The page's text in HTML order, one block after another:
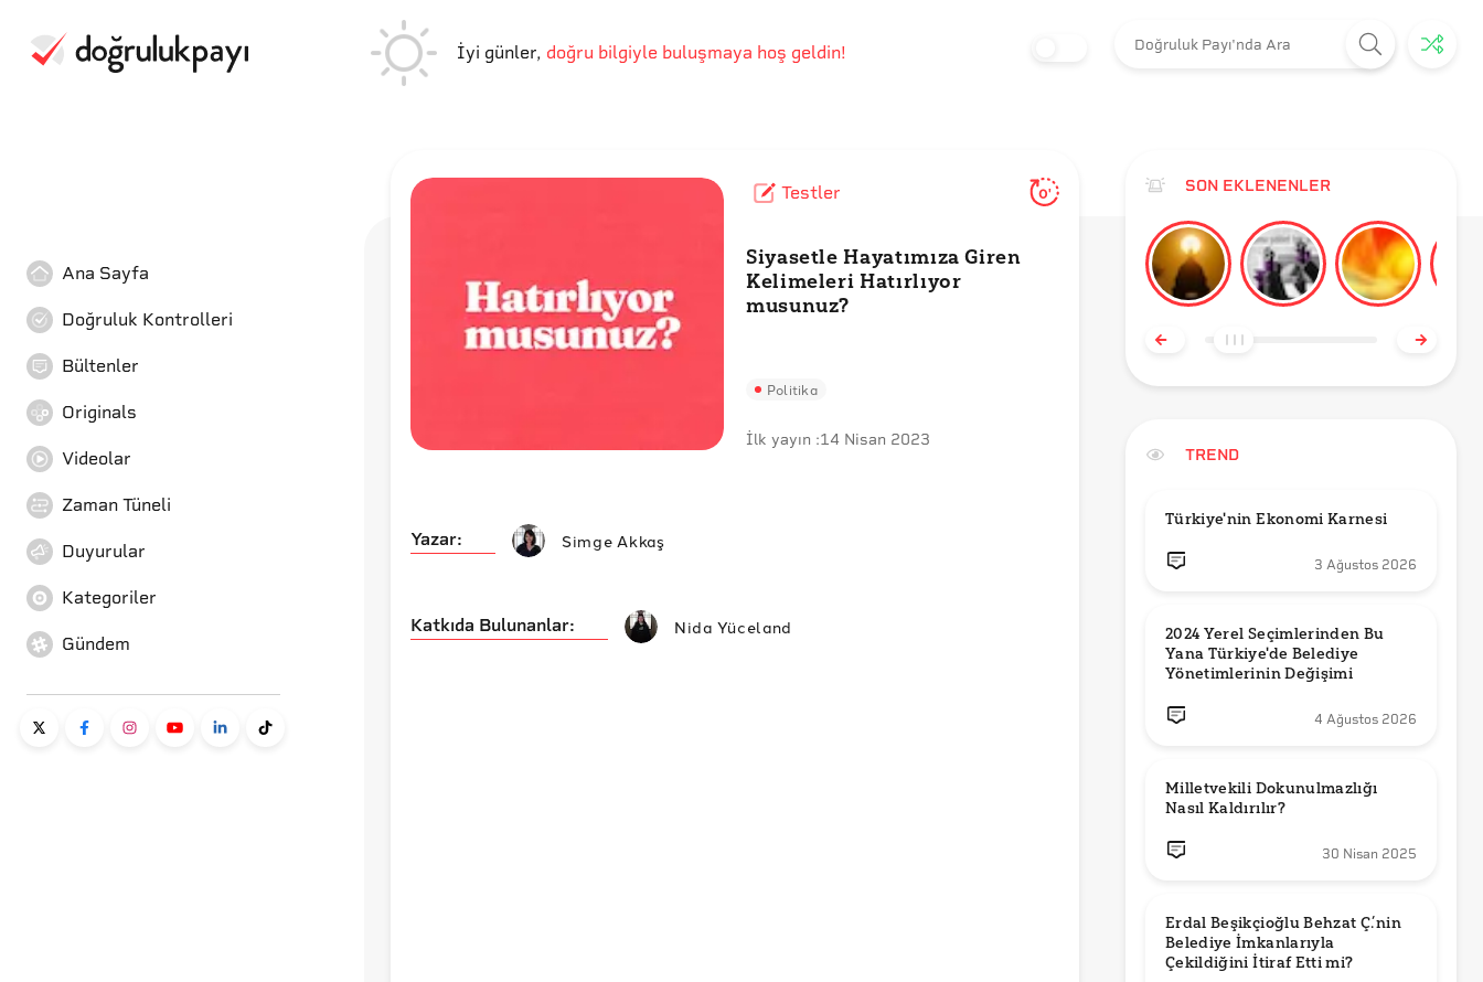
İyi günler, doğru bilgiyle buluşmaya hoş geldin!
Ana Sayfa
Doğruluk Kontrolleri
Bültenler
Originals
Videolar
Zaman Tüneli
Duyurular
Kategoriler
Gündem
Testler 0'
Siyasetle Hayatımıza Giren
Kelimeleri Hatırlıyor
musunuz?
Politika
İlk yayın :14 Nisan 2023
Yazar: Simge Akkaş
Katkıda Bulunanlar: Nida Yüceland
SON EKLENENLER
TREND
Türkiye'nin Ekonomi Karnesi
3 Ağustos 2026
2024 Yerel Seçimlerinden Bu
Yana Türkiye'de Belediye
Yönetimlerinin Değişimi
4 Ağustos 2026
Milletvekili Dokunulmazlığı
Nasıl Kaldırılır?
30 Nisan 2025
Erdal Beşikçioğlu Behzat Ç.’nin
Belediye İmkanlarıyla